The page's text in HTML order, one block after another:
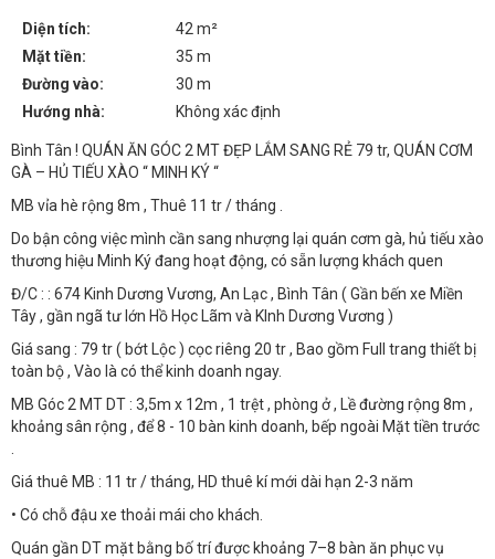
Diện tích:
42 m²
Mặt tiền:
35 m
Đường vào:
30 m
Hướng nhà:
Không xác định
Bình Tân ! QUÁN ĂN GÓC 2 MT ĐẸP LẮM SANG RẺ 79 tr, QUÁN CƠM
GÀ – HỦ TIẾU XÀO “ MINH KÝ “
MB vỉa hè rộng 8m , Thuê 11 tr / tháng .
Do bận công việc mình cần sang nhượng lại quán cơm gà, hủ tiếu xào
thương hiệu Minh Ký đang hoạt động, có sẵn lượng khách quen
Đ/C : : 674 Kinh Dương Vương, An Lạc , Bình Tân ( Gần bến xe Miền
Tây , gần ngã tư lớn Hồ Học Lãm và KInh Dương Vương )
Giá sang : 79 tr ( bớt Lộc ) cọc riêng 20 tr , Bao gồm Full trang thiết bị
toàn bộ , Vào là có thể kinh doanh ngay.
MB Góc 2 MT DT : 3,5m x 12m , 1 trệt , phòng ở , Lề đường rộng 8m ,
khoảng sân rộng , để 8 - 10 bàn kinh doanh, bếp ngoài Mặt tiền trước
.
Giá thuê MB : 11 tr / tháng, HD thuê kí mới dài hạn 2-3 năm
• Có chỗ đậu xe thoải mái cho khách.
Quán gần DT mặt bằng bố trí được khoảng 7–8 bàn ăn phục vụ